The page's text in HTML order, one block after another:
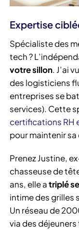
Expertise
Spécialiste des
tech ?
votre sillon. J’ai
des logisticiens
entreprises se
services). Cette
certifications RH
pour maintenir
Prenez Justine,
chasseuse de
ans, elle atriplé
intime des grilles
Un réseau de
via des